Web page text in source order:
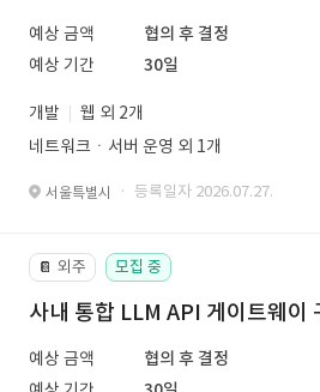
예상 금액
협의 후 결정
예상 기간
30일
개발
웹 외 2개
네트워크ㆍ서버 운영 외 1개
서울특별시 · 등록일자 2026.07.27.
📔 외주 모집 중
사내 통합 LLM API 게이트웨이
예상 금액
협의 후 결정